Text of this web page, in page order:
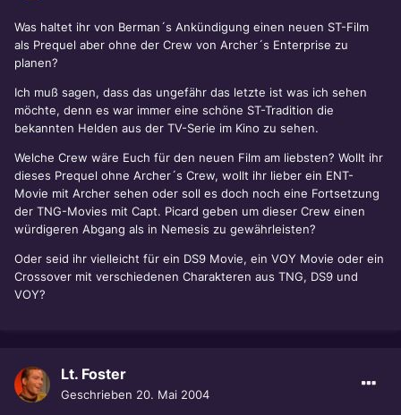
Was haltet ihr von Berman´s Ankündigung einen neuen ST-Film
als Prequel aber ohne der Crew von Archer´s Enterprise zu
planen?
Ich muß sagen, dass das ungefähr das letzte ist was ich sehen
möchte, denn es war immer eine schöne ST-Tradition die
bekannten Helden aus der TV-Serie im Kino zu sehen.
Welche Crew wäre Euch für den neuen Film am liebsten? Wollt ihr
dieses Prequel ohne Archer´s Crew, wollt ihr lieber ein ENT-
Movie mit Archer sehen oder soll es doch noch eine Fortsetzung
der TNG-Movies mit Capt. Picard geben um dieser Crew einen
würdigeren Abgang als in Nemesis zu gewährleisten?
Oder seid ihr vielleicht für ein DS9 Movie, ein VOY Movie oder ein
Crossover mit verschiedenen Charakteren aus TNG, DS9 und
VOY?
Lt. Foster
Geschrieben 20. Mai 2004